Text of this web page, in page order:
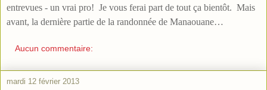
entrevues - un vrai pro! Je vous ferai part de tout ça bientôt. Mais
avant, la dernière partie de la randonnée de Manaouane…
Aucun commentaire:
mardi 12 février 2013